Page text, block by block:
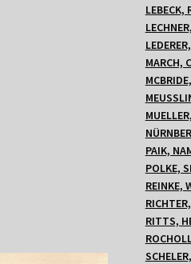
LEBECK,
MARCH,
PAIK,
POLKE,
REINKE,
RITTS,